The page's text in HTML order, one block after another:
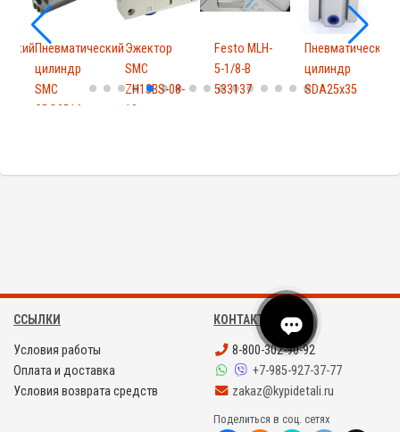
Пневматический
цилиндр
SMC
CDQ2B16-
Эжектор
SMC
ZH13BS-08-
10
Festo MLH-
5-1/8-B
533137
Пневматический
цилиндр
SDA25x35
ССЫЛКИ
Условия работы
Оплата и доставка
Условия возврата средств
КОНТАКТЫ
8-800-302-90-92
+7-985-927-37-77
zakaz@kypidetali.ru
Поделиться в соц. сетях